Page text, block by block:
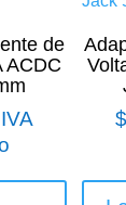
de
ACDC
IVA
$